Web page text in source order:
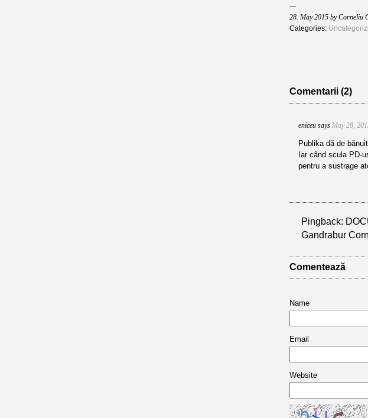
28. May 2015 by Corneliu
Categories:
Comentarii (2)
eniceu says May 28,
Publika dă de
Iar când scula PD-
pentru a sustrage
Pingback:
Gandrabur
Comentează
Name
Email
Website